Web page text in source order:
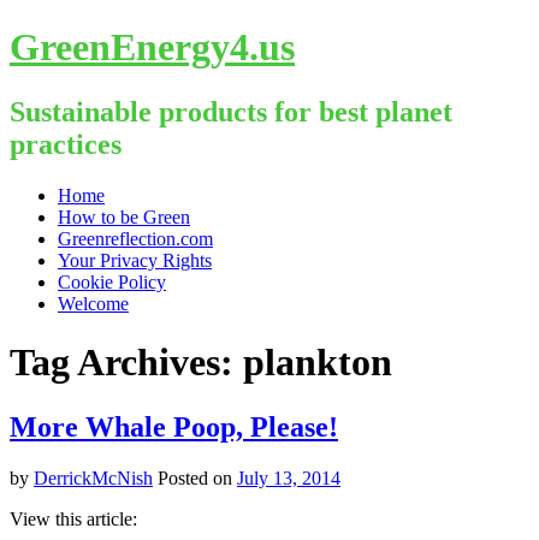
GreenEnergy4.us
Sustainable products for best planet
practices
Skip
content
Home
How to be Green
Greenreflection.com
Your Privacy Rights
Cookie Policy
Welcome
Tag Archives: plankton
More Whale Poop, Please!
by DerrickMcNish Posted on July 13, 2014
View this article: